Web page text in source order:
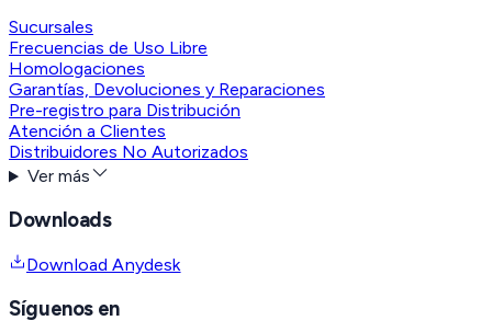
Sucursales
Frecuencias de Uso Libre
Homologaciones
Garantías, Devoluciones y Reparaciones
Pre-registro para Distribución
Atención a Clientes
Distribuidores No Autorizados
Ver más
Downloads
Download Anydesk
Síguenos en